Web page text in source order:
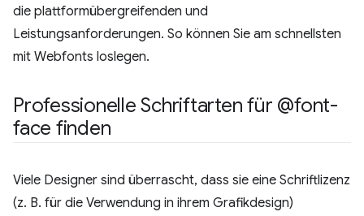
die plattformübergreifenden und
Leistungsanforderungen. So können Sie am schnellsten
mit Webfonts loslegen.
Professionelle Schriftarten für @font-
face finden
Viele Designer sind überrascht, dass sie eine Schriftlizenz
(z. B. für die Verwendung in ihrem Grafikdesign)